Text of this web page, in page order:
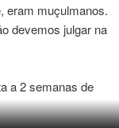
eram muçulmanos.
devemos julgar na
a 2 semanas de